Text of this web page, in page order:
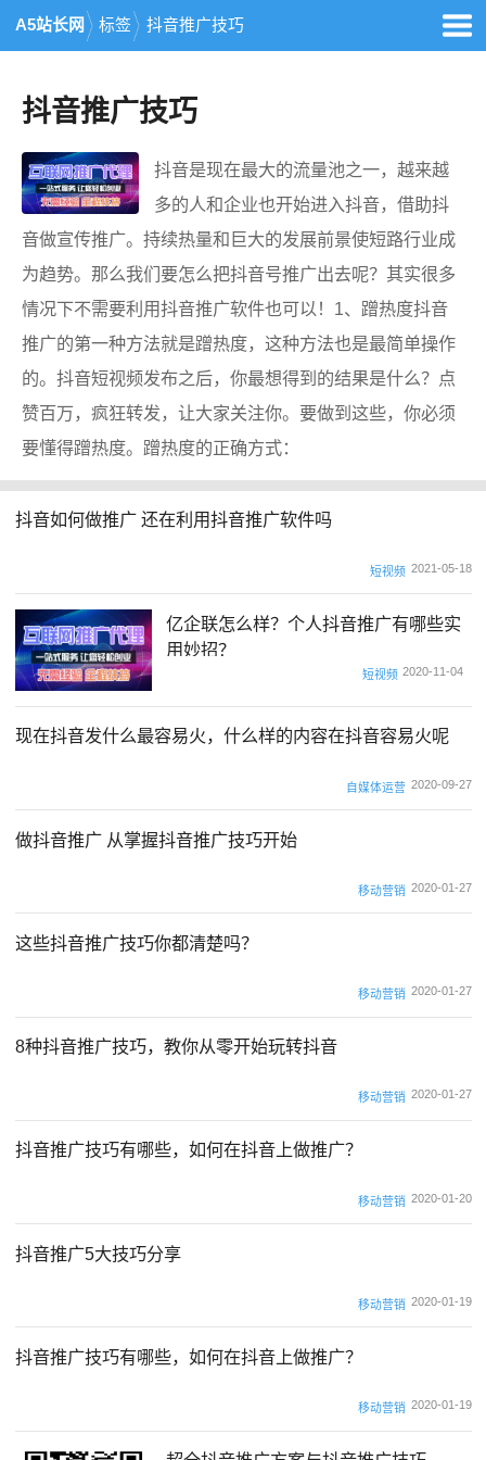
A5站长网 标签 抖音推广技巧
抖音推广技巧
抖音是现在最大的流量池之一，越来越
多的人和企业也开始进入抖音，借助抖
音做宣传推广。持续热量和巨大的发展前景使短路行业成
为趋势。那么我们要怎么把抖音号推广出去呢？其实很多
情况下不需要利用抖音推广软件也可以！1、蹭热度抖音
推广的第一种方法就是蹭热度，这种方法也是最简单操作
的。抖音短视频发布之后，你最想得到的结果是什么？点
赞百万，疯狂转发，让大家关注你。要做到这些，你必须
要懂得蹭热度。蹭热度的正确方式：
抖音如何做推广 还在利用抖音推广软件吗
短视频 2021-05-18
亿企联怎么样？个人抖音推广有哪些实
用妙招？
短视频 2020-11-04
现在抖音发什么最容易火，什么样的内容在抖音容易火呢
自媒体运营 2020-09-27
做抖音推广 从掌握抖音推广技巧开始
移动营销 2020-01-27
这些抖音推广技巧你都清楚吗？
移动营销 2020-01-27
8种抖音推广技巧，教你从零开始玩转抖音
移动营销 2020-01-27
抖音推广技巧有哪些，如何在抖音上做推广？
移动营销 2020-01-20
抖音推广5大技巧分享
移动营销 2020-01-19
抖音推广技巧有哪些，如何在抖音上做推广？
移动营销 2020-01-19